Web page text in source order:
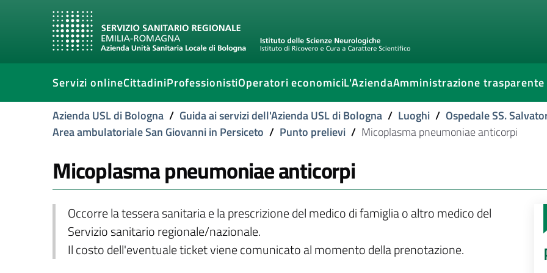
Servizi onlineCittadiniProfessionistiOperatori economiciL'AziendaAmministrazione trasparente
Azienda USL di Bologna / Guida ai servizi dell'Azienda USL di Bologna / Luoghi / Ospedale SS.
Area ambulatoriale San Giovanni in Persiceto / Punto prelievi / Micoplasma pneumoniae anticorpi
Micoplasma pneumoniae anticorpi
Occorre la tessera sanitaria e la prescrizione del medico di famiglia o altro medico del
Servizio sanitario regionale/nazionale.
Il costo dell'eventuale ticket viene comunicato al momento della prenotazione.